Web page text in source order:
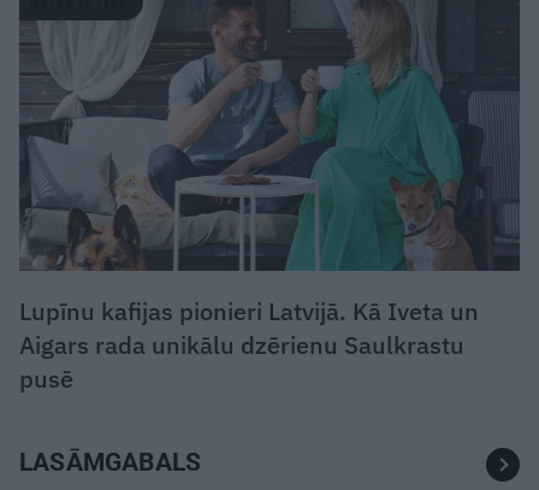
Lupīnu kafijas pionieri Latvijā. Kā Iveta un
Aigars rada unikālu dzērienu Saulkrastu
pusē
LASĀMGABALS